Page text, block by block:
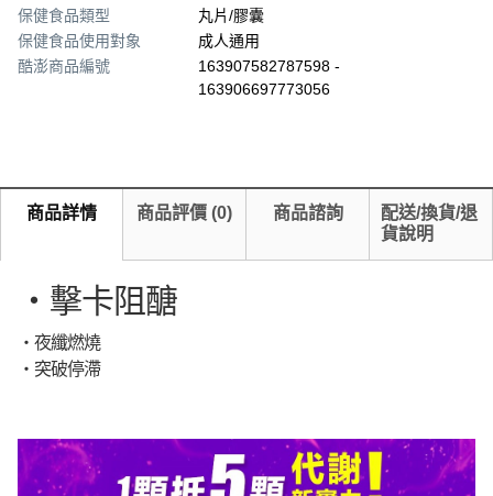
保健食品類型
丸片/膠囊
保健食品使用對象
成人通用
酷澎商品編號
163907582787598 -
163906697773056
商品詳情 商品評價 (0) 商品諮詢
配送/換貨/退
貨說明
・擊卡阻醣
・夜纖燃燒
・突破停滯